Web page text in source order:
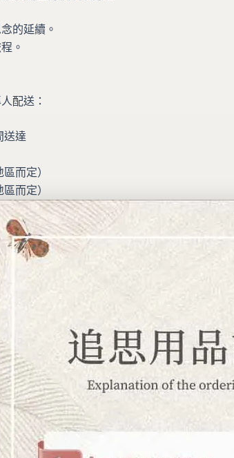
的延續。
。
配送：
送達
而定）
而定）